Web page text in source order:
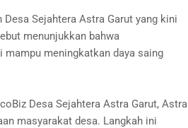
Sejahtera Astra Garut yang kini
menunjukkan bahwa
meningkatkan daya saing
Desa Sejahtera Astra Garut, Astra
masyarakat desa. Langkah ini